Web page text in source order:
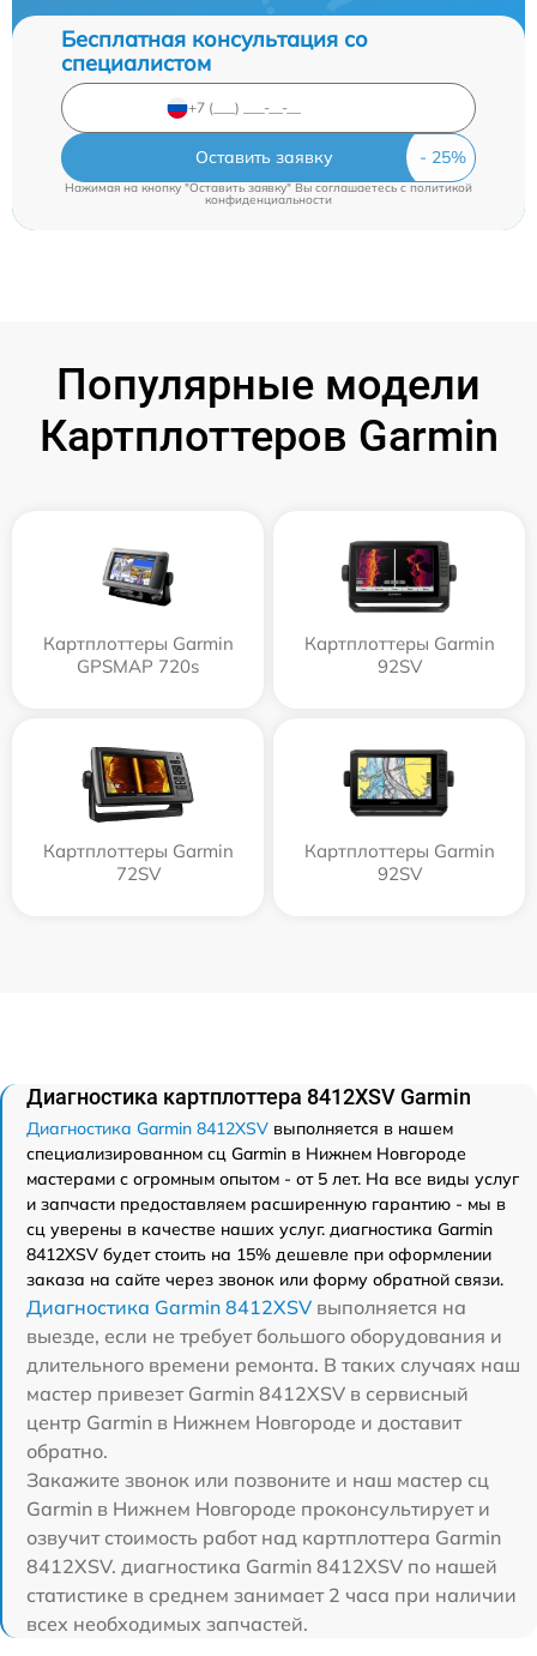
Бесплатная консультация со
специалистом
Оставить заявку
Нажимая на кнопку "Оставить заявку" Вы соглашаетесь cполитикой
конфиденциальности
Популярные модели
Картплоттеров Garmin
Картплоттеры Garmin
GPSMAP 720s
Картплоттеры Garmin
92SV
Картплоттеры Garmin
72SV
Картплоттеры Garmin
92SV
Диагностика картплоттера 8412XSV Garmin
Диагностика Garmin 8412XSV выполняется в нашем
специализированном сц Garmin в Нижнем Новгороде
мастерами с огромным опытом - от 5 лет. На все виды услуг
и запчасти предоставляем расширенную гарантию - мы в
сц уверены в качестве наших услуг. диагностика Garmin
8412XSV будет стоить на 15% дешевле при оформлении
заказа на сайте через звонок или форму обратной связи.
Диагностика Garmin 8412XSV выполняется на
выезде, если не требует большого оборудования и
длительного времени ремонта. В таких случаях наш
мастер привезет Garmin 8412XSV в сервисный
центр Garmin в Нижнем Новгороде и доставит
обратно.
Закажите звонок или позвоните и наш мастер сц
Garmin в Нижнем Новгороде проконсультирует и
озвучит стоимость работ над картплоттера Garmin
8412XSV. диагностика Garmin 8412XSV по нашей
статистике в среднем занимает 2 часа при наличии
всех необходимых запчастей.